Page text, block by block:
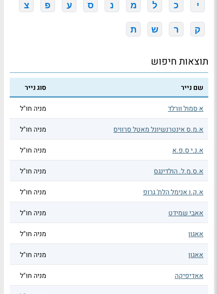
י כ ל מ נ ס ע פ צ
ק ר ש ת
תוצאות חיפוש
שם נייר סוג נייר
א סמול וורלד מניה חו"ל
א.מ.ס אינטרנשיונל מאטל סרוויס מניה חו"ל
א.נ.י ס.פ.א מניה חו"ל
א.ס.מ.ל. הולדינגס מניה חו"ל
א.ק.ו אנימל הלת' גרופ מניה חו"ל
אאבי שמידט מניה חו"ל
אאגון מניה חו"ל
אאגון מניה חו"ל
אאדיפיקה מניה חו"ל